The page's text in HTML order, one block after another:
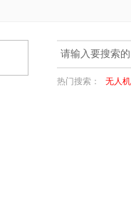
热门搜索： 无人机